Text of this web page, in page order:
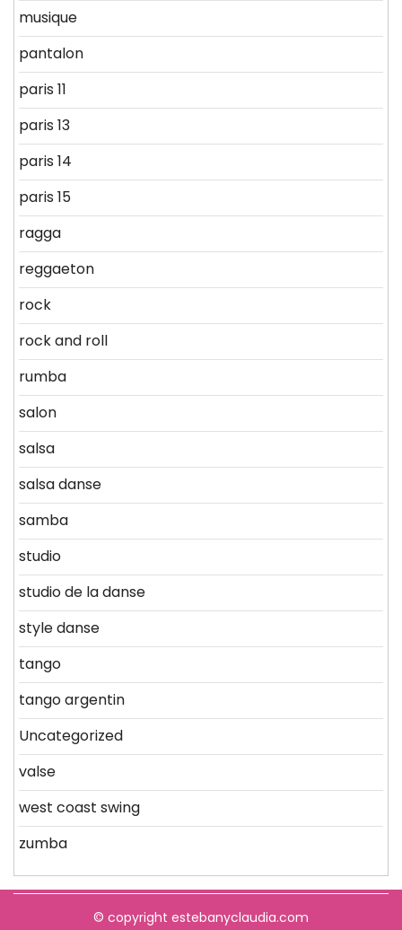
musique
pantalon
paris 11
paris 13
paris 14
paris 15
ragga
reggaeton
rock
rock and roll
rumba
salon
salsa
salsa danse
samba
studio
studio de la danse
style danse
tango
tango argentin
Uncategorized
valse
west coast swing
zumba
© copyright estebanyclaudia.com